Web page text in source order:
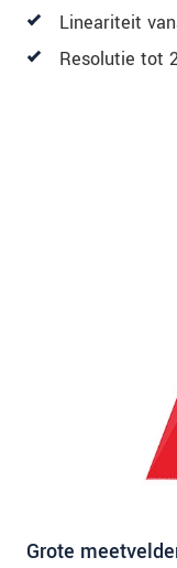
Lineariteit
Resolutie tot
Grote